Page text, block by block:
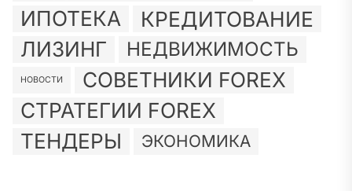
ИПОТЕКА
КРЕДИТОВАНИЕ
ЛИЗИНГ НЕДВИЖИМОСТЬ
НОВОСТИ
СОВЕТНИКИ FOREX
СТРАТЕГИИ FOREX
ТЕНДЕРЫ
ЭКОНОМИКА